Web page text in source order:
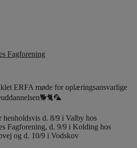
Fagforening
ERFA møde for oplæringsansvarlige
henholdsvis d. 8/9 i Valby hos
Fagforening, d. 9/9 i Kolding hos
og d. 10/9 i Vodskov